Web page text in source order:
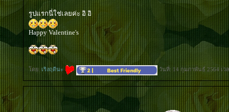
รูปแรกนี่ใช่เลยค่ะ อิ อิ
Happy Valentine's
ดย: เริงฤดีนะ วันที่: 14 กุมภาพันธ์ 2564 เว